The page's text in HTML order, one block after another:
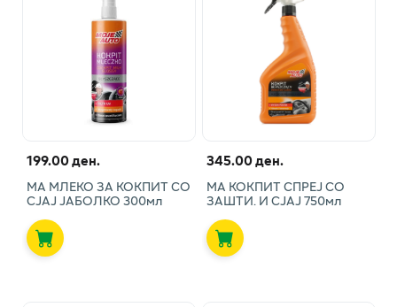
199.00 ден.
МА МЛЕКО ЗА КОКПИТ СО
СЈАЈ ЈАБОЛКО 300мл
345.00 ден.
МА КОКПИТ СПРЕЈ СО
ЗАШТИ. И СЈАЈ 750мл